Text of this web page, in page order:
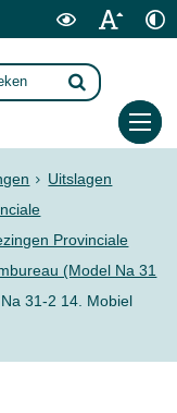
Uitslagen
Provinciale
(Model Na 31
Na 31-2 14. Mobiel